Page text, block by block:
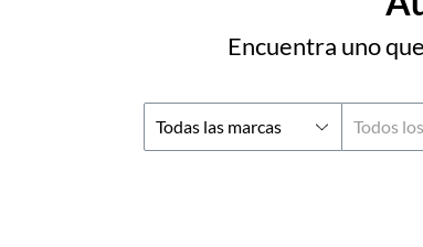
Encuentra uno